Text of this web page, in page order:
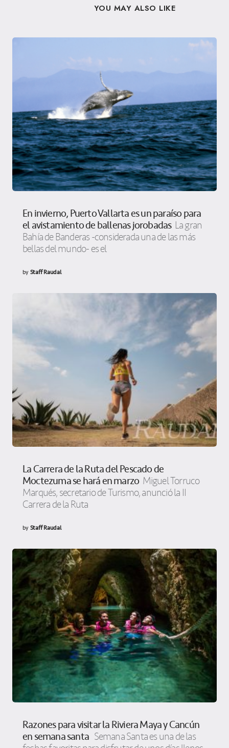
YOU MAY ALSO LIKE
En invierno, Puerto Vallarta es un paraíso para
el avistamiento de ballenas jorobadas La gran
Bahía de Banderas -considerada una de las más
bellas del mundo- es el
byStaff Raudal
La Carrera de la Ruta del Pescado de
Moctezuma se hará en marzo Miguel Torruco
Marqués, secretario de Turismo, anunció la II
Carrera de la Ruta
byStaff Raudal
Razones para visitar la Riviera Maya y Cancún
en semana santa Semana Santa es una de las